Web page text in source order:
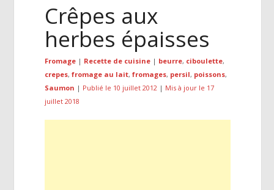
Crêpes aux
herbes épaisses
Fromage | Recette de cuisine | beurre, ciboulette,
crepes,fromage au lait,fromages, persil, poissons,
Saumon | Publié le 10 juillet 2012 | Mis à jour le 17
juillet 2018